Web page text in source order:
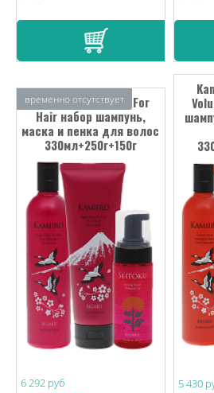
Kamiiro Rapid Help For
Hair набор шампунь,
маска и пенка для волос
330мл+250г+150г
6 292 руб
временно отсутствует
5 430